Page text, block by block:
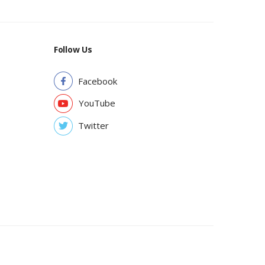
Follow Us
Facebook
YouTube
Twitter